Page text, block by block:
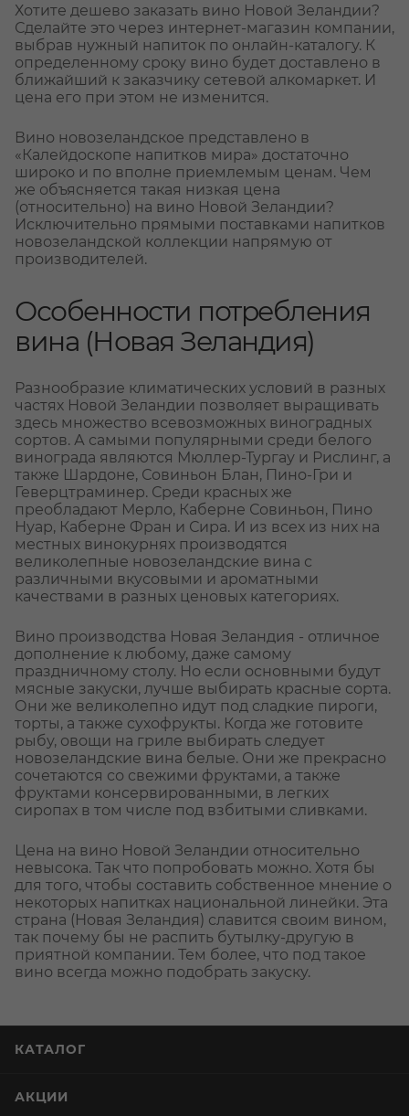
Хотите дешево заказать вино Новой Зеландии?
Сделайте это через интернет-магазин компании,
выбрав нужный напиток по онлайн-каталогу. К
определенному сроку вино будет доставлено в
ближайший к заказчику сетевой алкомаркет. И
цена его при этом не изменится.
Вино новозеландское представлено в
«Калейдоскопе напитков мира» достаточно
широко и по вполне приемлемым ценам. Чем
же объясняется такая низкая цена
(относительно) на вино Новой Зеландии?
Исключительно прямыми поставками напитков
новозеландской коллекции напрямую от
производителей.
Особенности потребления
вина (Новая Зеландия)
Разнообразие климатических условий в разных
частях Новой Зеландии позволяет выращивать
здесь множество всевозможных виноградных
сортов. А самыми популярными среди белого
винограда являются Мюллер-Тургау и Рислинг, а
также Шардоне, Совиньон Блан, Пино-Гри и
Геверцтраминер. Среди красных же
преобладают Мерло, Каберне Совиньон, Пино
Нуар, Каберне Фран и Сира. И из всех из них на
местных винокурнях производятся
великолепные новозеландские вина с
различными вкусовыми и ароматными
качествами в разных ценовых категориях.
Вино производства Новая Зеландия - отличное
дополнение к любому, даже самому
праздничному столу. Но если основными будут
мясные закуски, лучше выбирать красные сорта.
Они же великолепно идут под сладкие пироги,
торты, а также сухофрукты. Когда же готовите
рыбу, овощи на гриле выбирать следует
новозеландские вина белые. Они же прекрасно
сочетаются со свежими фруктами, а также
фруктами консервированными, в легких
сиропах в том числе под взбитыми сливками.
Цена на вино Новой Зеландии относительно
невысока. Так что попробовать можно. Хотя бы
для того, чтобы составить собственное мнение о
некоторых напитках национальной линейки. Эта
страна (Новая Зеландия) славится своим вином,
так почему бы не распить бутылку-другую в
приятной компании. Тем более, что под такое
вино всегда можно подобрать закуску.
КАТАЛОГ
АКЦИИ